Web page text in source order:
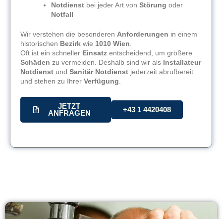
Notdienst bei jeder Art von Störung oder
Notfall
Wir verstehen die besonderen Anforderungen in einem
historischen Bezirk wie 1010 Wien
Oft ist ein schneller Einsatz entscheidend, um größere
Schäden zu vermeiden. Deshalb sind wir als Installateur
Notdienst und Sanitär Notdienst jederzeit abrufbereit
und stehen zu Ihrer Verfügung
JETZT
ANFRAGEN
+43 1 4420408